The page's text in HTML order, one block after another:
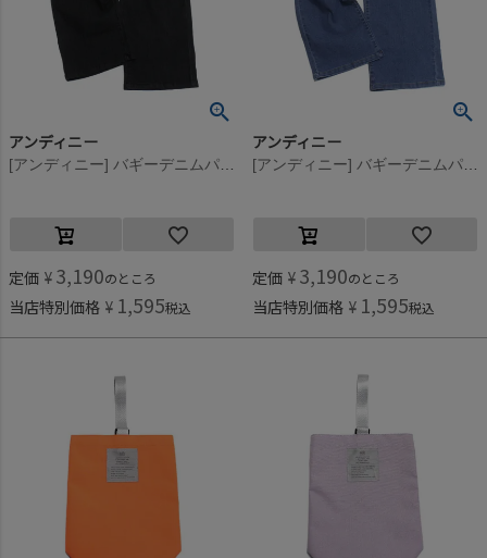
アンディニー
[アンディニー] バギーデニムパンツ ブラック(BK)
定価 ¥ 3,190のところ
当店特別価格 ¥ 1,595税込
アンディニー
[アンディニー] バギーデニムパンツ ブルー(BL)
定価 ¥ 3,190のところ
当店特別価格 ¥ 1,595税込